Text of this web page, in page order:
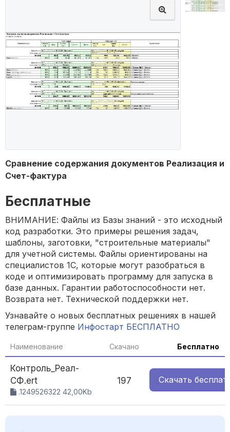
Сравнение содержания документов Реализация и
Счет-фактура
Бесплатные
ВНИМАНИЕ: Файлы из Базы знаний - это исходный
код разработки. Это примеры решения задач,
шаблоны, заготовки, "строительные материалы"
для учетной системы. Файлы ориентированы на
специалистов 1С, которые могут разобраться в
коде и оптимизировать программу для запуска в
базе данных. Гарантии работоспособности нет.
Возврата нет. Технической поддержки нет.
Узнавайте о новых бесплатных решениях в нашей
телеграм-группе Инфостарт БЕСПЛАТНО
Наименование Скачано Бесплатно
Контроль_Реал-
СФ.ert
.1249526322 42,00Kb
197 Скачать